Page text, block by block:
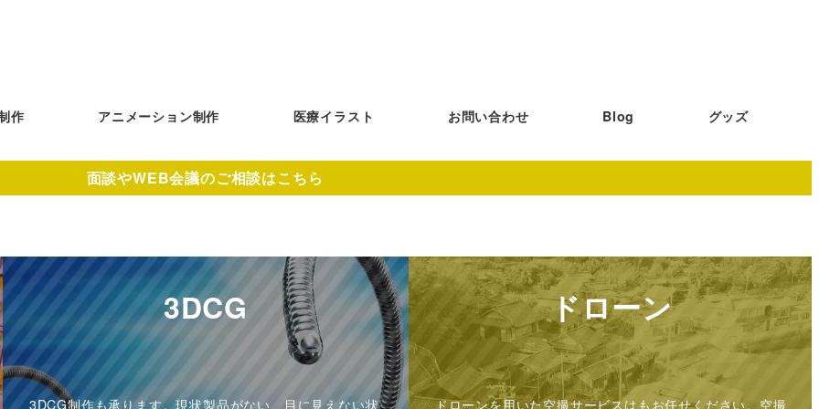
作 アニメーション制作 医療イラスト お問い合わせ Blog グッズ
面談やWEB会議のご相談はこちら
3DCG
3DCG制作も承ります。現状製品がない、目に見えない状
ドローン
ドローンを用いた空撮サービスはもお任せください。空撮